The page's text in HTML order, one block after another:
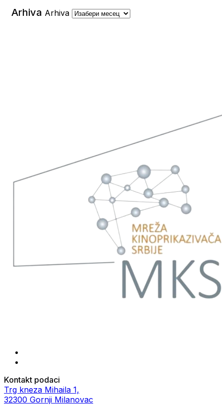
Arhiva Arhiva
Kontakt podaci
Trg kneza Mihaila 1,
32300 Gornji Milanovac